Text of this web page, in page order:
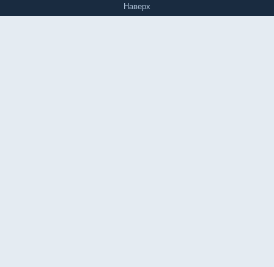
Наверх